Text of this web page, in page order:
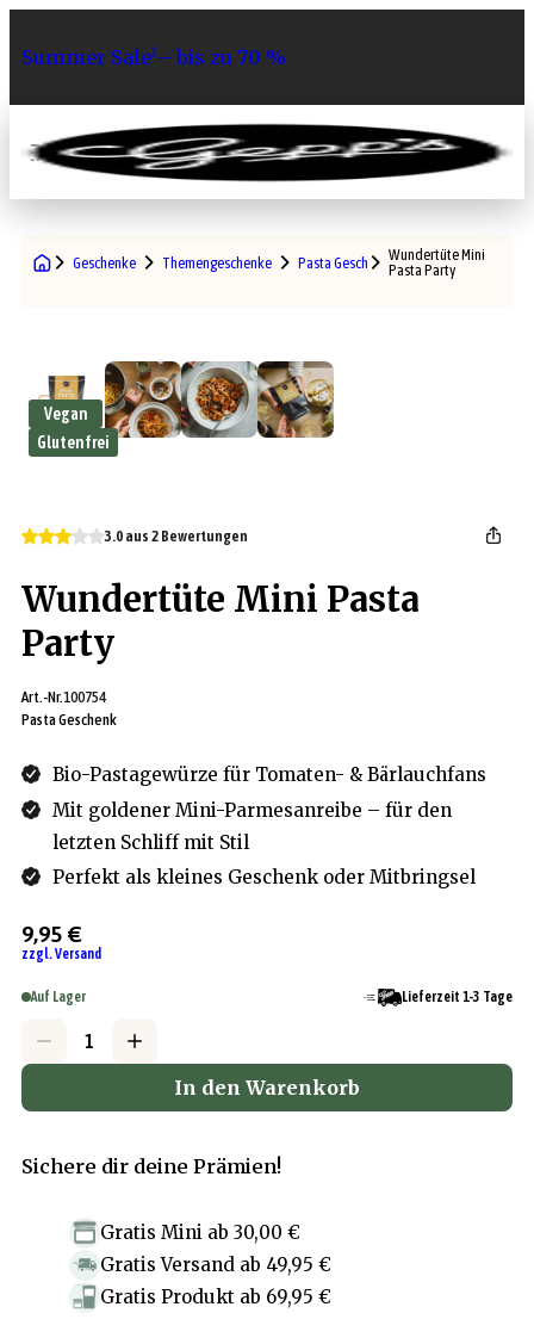
Summer Sale¹– bis zu 70 %
0
Geschenke Themengeschenke Pasta GeschenkeWundertüte Mini
Pasta Party
Vegan
Glutenfrei
3.0 aus 2 Bewertungen
Wundertüte Mini Pasta
Party
Art.-Nr.100754
Pasta Geschenk
Bio-Pastagewürze für Tomaten- & Bärlauchfans
Mit goldener Mini-Parmesanreibe – für den
letzten Schliff mit Stil
Perfekt als kleines Geschenk oder Mitbringsel
9,95 €
zzgl. Versand
Auf Lager Lieferzeit 1-3 Tage
In den Warenkorb
Sichere dir deine Prämien!
Gratis Mini ab 30,00 €
Gratis Versand ab 49,95 €
Gratis Produkt ab 69,95 €